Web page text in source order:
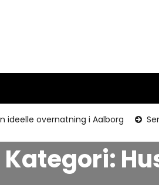
ideelle overnatning i Aalborg
Kategori: